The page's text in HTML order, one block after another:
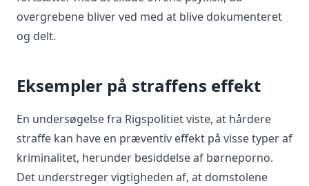
overgrebene bliver ved med at blive dokumenteret
og delt.
Eksempler på straffens effekt
En undersøgelse fra Rigspolitiet viste, at hårdere
straffe kan have en præventiv effekt på visse typer af
kriminalitet, herunder besiddelse af børneporno.
Det understreger vigtigheden af, at domstolene